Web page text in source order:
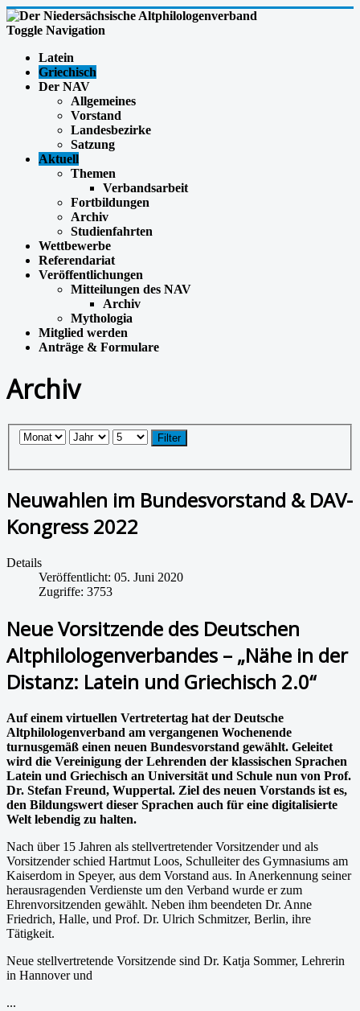
Toggle Navigation
Latein
Griechisch
Der NAV
Allgemeines
Vorstand
Landesbezirke
Satzung
Aktuell
Themen
Verbandsarbeit
Fortbildungen
Archiv
Studienfahrten
Wettbewerbe
Referendariat
Veröffentlichungen
Mitteilungen des NAV
Archiv
Mythologia
Mitglied werden
Anträge & Formulare
Archiv
Filter
Neuwahlen im Bundesvorstand & DAV-
Kongress 2022
Details
Veröffentlicht: 05. Juni 2020
Zugriffe: 3753
Neue Vorsitzende des Deutschen
Altphilologenverbandes – „Nähe in der
Distanz: Latein und Griechisch 2.0“
Auf einem virtuellen Vertretertag hat der Deutsche
Altphilologenverband am vergangenen Wochenende
turnusgemäß einen neuen Bundesvorstand gewählt. Geleitet
wird die Vereinigung der Lehrenden der klassischen Sprachen
Latein und Griechisch an Universität und Schule nun von Prof.
Dr. Stefan Freund, Wuppertal. Ziel des neuen Vorstands ist es,
den Bildungswert dieser Sprachen auch für eine digitalisierte
Welt lebendig zu halten.
Nach über 15 Jahren als stellvertretender Vorsitzender und als
Vorsitzender schied Hartmut Loos, Schulleiter des Gymnasiums am
Kaiserdom in Speyer, aus dem Vorstand aus. In Anerkennung seiner
herausragenden Verdienste um den Verband wurde er zum
Ehrenvorsitzenden gewählt. Neben ihm beendeten Dr. Anne
Friedrich, Halle, und Prof. Dr. Ulrich Schmitzer, Berlin, ihre
Tätigkeit.
Neue stellvertretende Vorsitzende sind Dr. Katja Sommer, Lehrerin
in Hannover und
...